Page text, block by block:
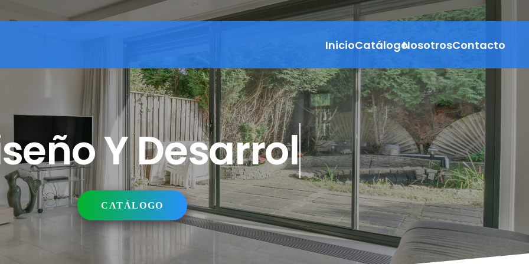
InicioCatálogoNosotrosContacto
Y Desarrollo
CATÁLOGO